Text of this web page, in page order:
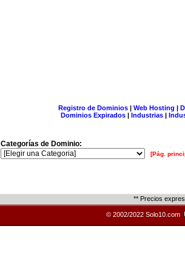
Registro de Dominios| Web Hosting |
Dominios Expirados | Industrias |
Categorías de Dominio:
[Pág.
** Precios
© 2002/2022 Solo10.com